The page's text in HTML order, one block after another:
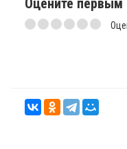
Оцените первым